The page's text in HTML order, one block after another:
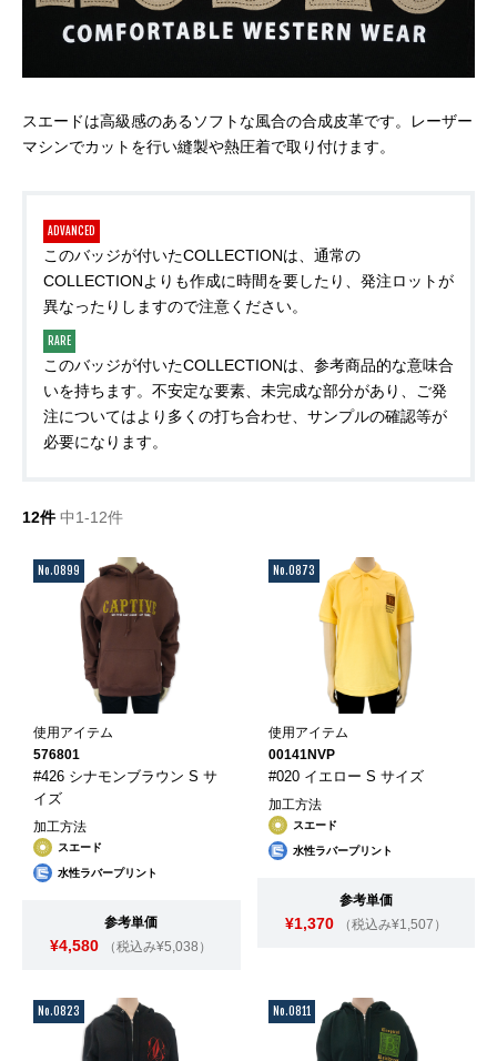
スエードは高級感のあるソフトな風合の合成皮革です。レーザー
マシンでカットを行い縫製や熱圧着で取り付けます。
ADVANCED
このバッジが付いたCOLLECTIONは、通常の
COLLECTIONよりも作成に時間を要したり、発注ロットが
異なったりしますので注意ください。
RARE
このバッジが付いたCOLLECTIONは、参考商品的な意味合
いを持ちます。不安定な要素、未完成な部分があり、ご発
注についてはより多くの打ち合わせ、サンプルの確認等が
必要になります。
12件 中1-12件
No.0899
使用アイテム
576801
#426 シナモンブラウン S サ
イズ
加工方法
スエード
水性ラバープリント
参考単価
¥4,580 （税込み¥5,038）
No.0873
使用アイテム
00141NVP
#020 イエロー S サイズ
加工方法
スエード
水性ラバープリント
参考単価
¥1,370 （税込み¥1,507）
No.0823 No.0811